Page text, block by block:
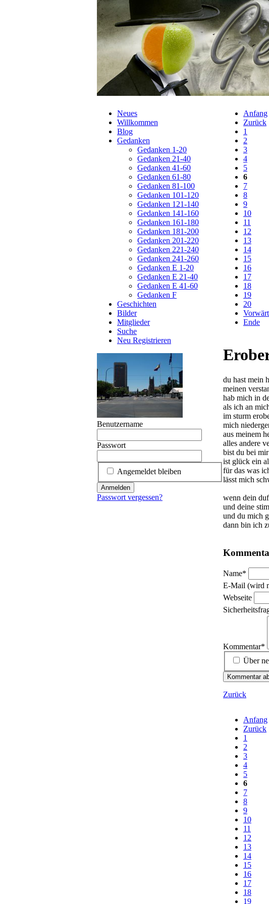
Anfang
Zurück
1
2
3
4
5
6
7
8
9
10
11
12
13
14
15
16
17
18
19
20
Ende
du hast mein
meinen
hab mich in
als ich an
im sturm
mich
aus meinem
alles andere
bist du bei mir
ist glück ein
für das was
lässt mich
wenn dein
und deine
und du mich
dann bin ich
Pflichtfeld
Name*
Pflichtfeld
E-Mail (wird
Webseite
Pflichtfeld
Kommentar*
Über
Kommentar
Zurück
Anfang
Zurück
1
2
3
4
5
6
7
8
9
10
11
12
13
14
15
16
17
18
19
überspringen
Neues
Willkommen
Blog
Gedanken
Gedanken 1-20
Gedanken 21-40
Gedanken 41-60
Gedanken 61-80
Gedanken 81-100
Gedanken 101-120
Gedanken 121-140
Gedanken 141-160
Gedanken 161-180
Gedanken 181-200
Gedanken 201-220
Gedanken 221-240
Gedanken 241-260
Gedanken E 1-20
Gedanken E 21-40
Gedanken E 41-60
Gedanken F
Geschichten
Bilder
Mitglieder
Suche
Neu Registrieren
Benutzername
Passwort
Angemeldet bleiben
Anmelden
Passwort vergessen?